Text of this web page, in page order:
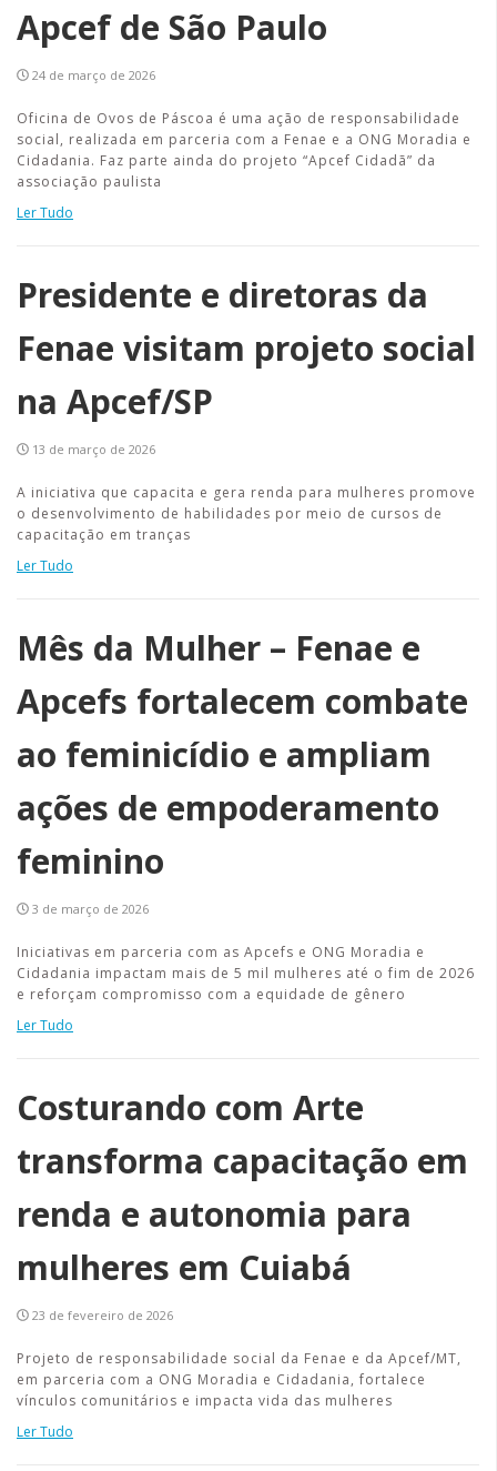
Apcef de São Paulo
24 de março de 2026
Oficina de Ovos de Páscoa é uma ação de responsabilidade
social, realizada em parceria com a Fenae e a ONG Moradia e
Cidadania. Faz parte ainda do projeto “Apcef Cidadã” da
associação paulista
Ler Tudo
Presidente e diretoras da
Fenae visitam projeto social
na Apcef/SP
13 de março de 2026
A iniciativa que capacita e gera renda para mulheres promove
o desenvolvimento de habilidades por meio de cursos de
capacitação em tranças
Ler Tudo
Mês da Mulher – Fenae e
Apcefs fortalecem combate
ao feminicídio e ampliam
ações de empoderamento
feminino
3 de março de 2026
Iniciativas em parceria com as Apcefs e ONG Moradia e
Cidadania impactam mais de 5 mil mulheres até o fim de 2026
e reforçam compromisso com a equidade de gênero
Ler Tudo
Costurando com Arte
transforma capacitação em
renda e autonomia para
mulheres em Cuiabá
23 de fevereiro de 2026
Projeto de responsabilidade social da Fenae e da Apcef/MT,
em parceria com a ONG Moradia e Cidadania, fortalece
vínculos comunitários e impacta vida das mulheres
Ler Tudo